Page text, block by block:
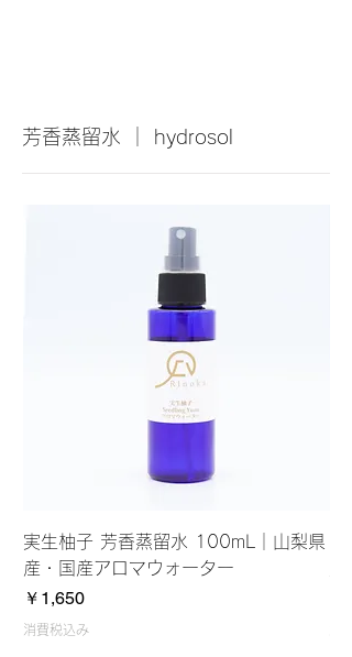
​芳香蒸留水 ｜ hydrosol
実生柚子 芳香蒸留水 100mL｜山梨県
産・国産アロマウォーター
価格
￥1,650
消費税込み